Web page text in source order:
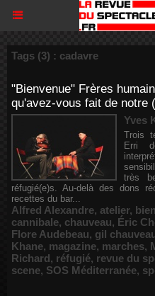
Tags (3) : cadavre
"Bienvenue" Frères
qu'avez-vous fait de notre
Yves
Trois
Erri
très
réfugié(e)s. Au-delà des dons
recettes du bar...
Alfred Alexandre, atelier,
cannibale, chauveau, Éric
Flore Audebeau, gil
Khane, magazine, marches,
Richard, réfugié, revue du
scene, SOS Méditerranée,